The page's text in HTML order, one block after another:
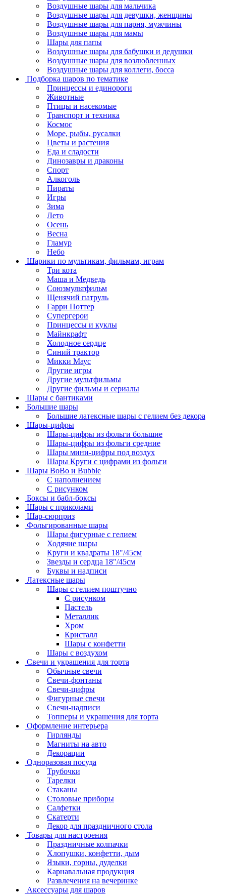
Воздушные шары для мальчика
Воздушные шары для девушки, женщины
Воздушные шары для парня, мужчины
Воздушные шары для мамы
Шары для папы
Воздушные шары для бабушки и дедушки
Воздушные шары для возлюбленных
Воздушные шары для коллеги, босса
Подборка шаров по тематике
Принцессы и единороги
Животные
Птицы и насекомые
Транспорт и техника
Космос
Море, рыбы, русалки
Цветы и растения
Еда и сладости
Динозавры и драконы
Спорт
Алкоголь
Пираты
Игры
Зима
Лето
Осень
Весна
Гламур
Небо
Шарики по мультикам, фильмам, играм
Три кота
Маша и Медведь
Союзмультфильм
Щенячий патруль
Гарри Поттер
Супергерои
Принцессы и куклы
Майнкрафт
Холодное сердце
Синий трактор
Микки Маус
Другие игры
Другие мультфильмы
Другие фильмы и сериалы
Шары с бантиками
Большие шары
Большие латексные шары с гелием без декора
Шары-цифры
Шары-цифры из фольги большие
Шары-цифры из фольги средние
Шары мини-цифры под воздух
Шары Круги с цифрами из фольги
Шары BoBo и Bubble
С наполнением
С рисунком
Боксы и бабл-боксы
Шары с приколами
Шар-сюрприз
Фольгированные шары
Шары фигурные с гелием
Ходячие шары
Круги и квадраты 18"/45см
Звезды и сердца 18"/45см
Буквы и надписи
Латексные шары
Шары с гелием поштучно
С рисунком
Пастель
Металлик
Хром
Кристалл
Шары с конфетти
Шары с воздухом
Свечи и украшения для торта
Обычные свечи
Свечи-фонтаны
Свечи-цифры
Фигурные свечи
Свечи-надписи
Топперы и украшения для торта
Оформление интерьера
Гирлянды
Магниты на авто
Декорации
Одноразовая посуда
Трубочки
Тарелки
Стаканы
Столовые приборы
Салфетки
Скатерти
Декор для праздничного стола
Товары для настроения
Праздничные колпачки
Хлопушки, конфетти, дым
Языки, горны, дуделки
Карнавальная продукция
Развлечения на вечеринке
Аксессуары для шаров